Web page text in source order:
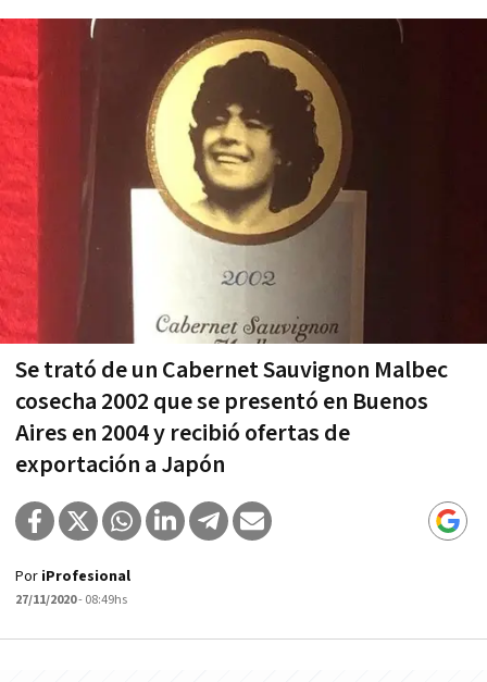
Se trató de un Cabernet Sauvignon Malbec
cosecha 2002 que se presentó en Buenos
Aires en 2004 y recibió ofertas de
exportación a Japón
Por iProfesional
27/11/2020- 08:49hs